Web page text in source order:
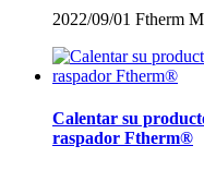
2022/09/01 Ftherm
Calentar su
raspador Ftherm®